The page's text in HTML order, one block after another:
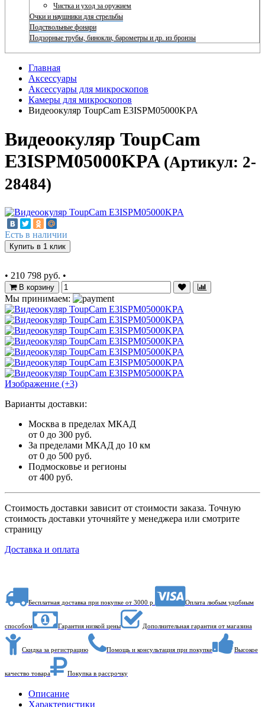
Чистка и уход за оружием
Очки и наушники для стрельбы
Подствольные фонари
Подзорные трубы, бинокли, барометры и др. из бронзы
Главная
Аксессуары
Аксессуары для микроскопов
Камеры для микроскопов
Видеоокуляр ToupCam E3ISPM05000KPA
Видеоокуляр ToupCam
E3ISPM05000KPA (Артикул: 2-
28484)
Есть в наличии
Купить в 1 клик
• 210 798 руб. •
В корзину
Мы принимаем:
Изображение (+3)
Варианты доставки:
Москва в пределах МКАД
от 0 до 300 руб.
За пределами МКАД до 10 км
от 0 до 500 руб.
Подмосковье и регионы
от 400 руб.
Стоимость доставки зависит от стоимости заказа. Точную
стоимость доставки уточняйте у менеджера или смотрите
страницу
Доставка и оплата
Бесплатная доставка при покупке от 3000 р. Оплата любым удобным
способом Гарантия низкой цены Дополнительная гарантия от магазина
Скидка за регистрацию Помощь и консультация при покупке Высокое
качество товара Покупка в рассрочку
Описание
Характеристики